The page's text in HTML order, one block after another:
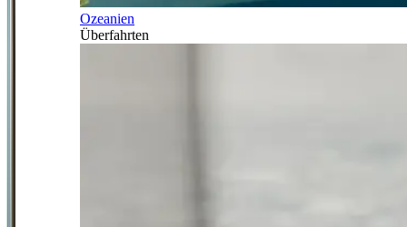
Ozeanien
Überfahrten